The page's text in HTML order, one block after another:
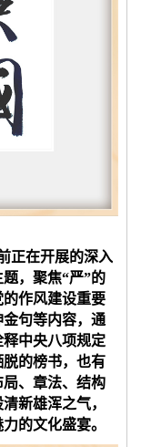
正在开展的深入
，聚焦“严”的
作风建设重要
句等内容，通
中央八项规定
的榜书，也有
、章法、结构
新雄浑之气，
的文化盛宴。